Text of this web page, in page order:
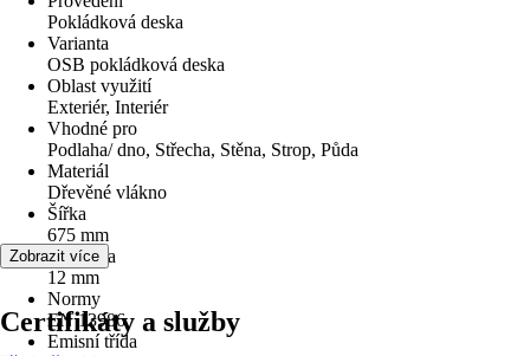
Pokládková deska
Varianta
OSB pokládková deska
Oblast využití
Exteriér, Interiér
Vhodné pro
Podlaha/ dno, Střecha, Stěna, Strop, Půda
Materiál
Dřevěné vlákno
Šířka
675 mm
Tloušťka
12 mm
Normy
EN 13986
Emisní třída
Zobrazit více
Certifikáty a služby